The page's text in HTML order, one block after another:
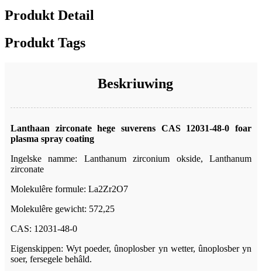
Produkt Detail
Produkt Tags
Beskriuwing
Lanthaan zirconate hege suverens CAS 12031-48-0 foar
plasma spray coating
Ingelske namme: Lanthanum zirconium okside, Lanthanum
zirconate
Molekulêre formule: La2Zr2O7
Molekulêre gewicht: 572,25
CAS: 12031-48-0
Eigenskippen: Wyt poeder, ûnoplosber yn wetter, ûnoplosber yn
soer, fersegele behâld.